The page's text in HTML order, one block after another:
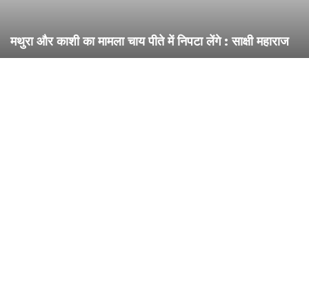
मथुरा और काशी का मामला चाय पीते में निपटा लेंगे : साक्षी महाराज